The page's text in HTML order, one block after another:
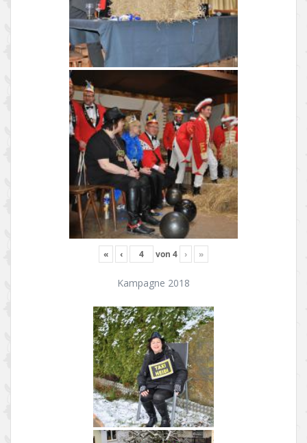
« ‹ von 4 › »
Kampagne 2018